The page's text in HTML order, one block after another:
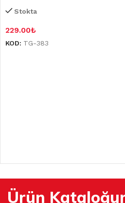
Stokta
229.00₺
KOD: TG-383
Ürün